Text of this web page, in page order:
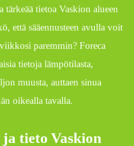
tärkeää tietoa Vaskion alueen
että sääennusteen avulla voit
paremmin? Foreca
tietoja lämpötilasta,
muusta, auttaen sinua
oikealla tavalla.
ja tieto Vaskion